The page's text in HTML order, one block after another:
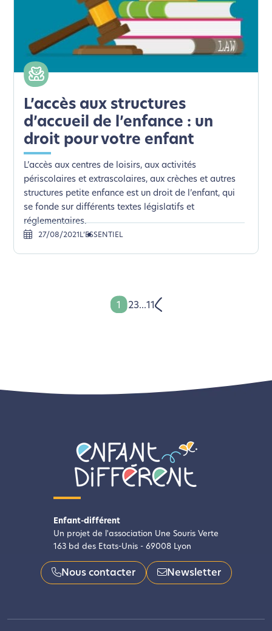
L’accès aux structures
d’accueil de l’enfance : un
droit pour votre enfant
L’accès aux centres de loisirs, aux activités
périscolaires et extrascolaires, aux crèches et autres
structures petite enfance est un droit de l’enfant, qui
se fonde sur différents textes législatifs et
réglementaires.
27/08/2021 L’ESSENTIEL
1 23...11
Enfant-différent
Un projet de l'association Une Souris Verte
163 bd des Etats-Unis - 69008 Lyon
Nous contacter Newsletter